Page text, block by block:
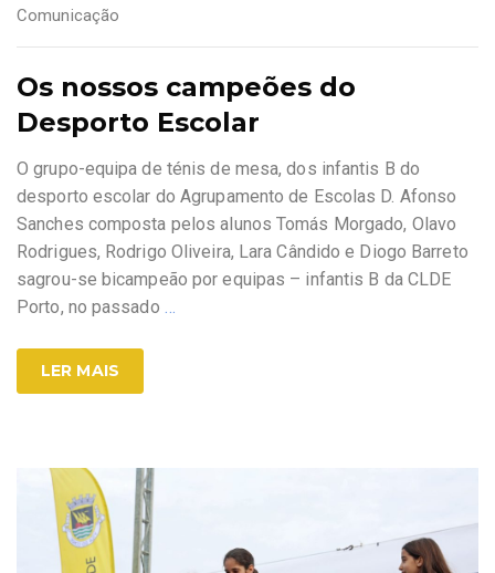
Comunicação
Os nossos campeões do
Desporto Escolar
O grupo-equipa de ténis de mesa, dos infantis B do
desporto escolar do Agrupamento de Escolas D. Afonso
Sanches composta pelos alunos Tomás Morgado, Olavo
Rodrigues, Rodrigo Oliveira, Lara Cândido e Diogo Barreto
sagrou-se bicampeão por equipas – infantis B da CLDE
Porto, no passado …
LER MAIS